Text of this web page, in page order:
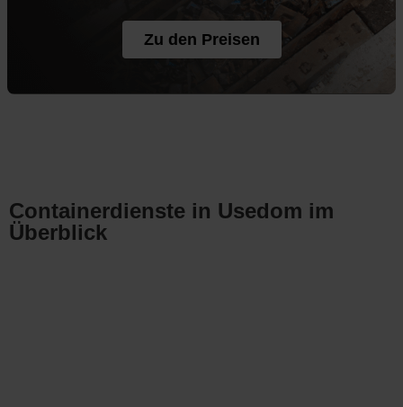
Zu den Preisen
Containerdienste in Usedom im
Überblick